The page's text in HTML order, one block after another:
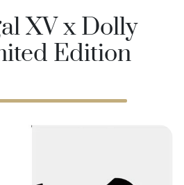
XV x Dolly
Edition